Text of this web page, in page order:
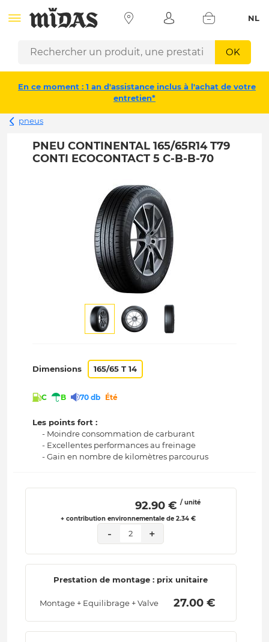
NL
OK
En ce moment : 1 an d'assistance inclus à l'achat de votre
entretien*
pneus
PNEU CONTINENTAL 165/65R14 T79
CONTI ECOCONTACT 5 C-B-B-70
Dimensions 165/65 T 14
C B 70 db Été
Les points fort :
- Moindre consommation de carburant
- Excellentes performances au freinage
- Gain en nombre de kilomètres parcourus
92.90 € / unité
+ contribution environnementale de 2.34 €
- 2 +
Prestation de montage : prix unitaire
Montage + Equilibrage + Valve 27.00 €